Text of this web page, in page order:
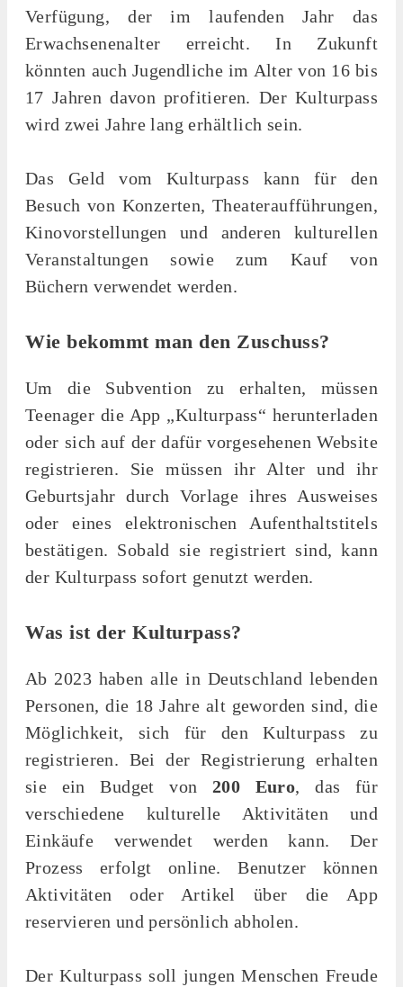
Verfügung, der im laufenden Jahr das
Erwachsenenalter erreicht. In Zukunft
könnten auch Jugendliche im Alter von 16 bis
17 Jahren davon profitieren. Der Kulturpass
wird zwei Jahre lang erhältlich sein.
Das Geld vom Kulturpass kann für den
Besuch von Konzerten, Theateraufführungen,
Kinovorstellungen und anderen kulturellen
Veranstaltungen sowie zum Kauf von
Büchern verwendet werden.
Wie bekommt man den Zuschuss?
Um die Subvention zu erhalten, müssen
Teenager die App „Kulturpass“ herunterladen
oder sich auf der dafür vorgesehenen Website
registrieren. Sie müssen ihr Alter und ihr
Geburtsjahr durch Vorlage ihres Ausweises
oder eines elektronischen Aufenthaltstitels
bestätigen. Sobald sie registriert sind, kann
der Kulturpass sofort genutzt werden.
Was ist der Kulturpass?
Ab 2023 haben alle in Deutschland lebenden
Personen, die 18 Jahre alt geworden sind, die
Möglichkeit, sich für den Kulturpass zu
registrieren. Bei der Registrierung erhalten
sie ein Budget von 200 Euro, das für
verschiedene kulturelle Aktivitäten und
Einkäufe verwendet werden kann. Der
Prozess erfolgt online. Benutzer können
Aktivitäten oder Artikel über die App
reservieren und persönlich abholen.
Der Kulturpass soll jungen Menschen Freude